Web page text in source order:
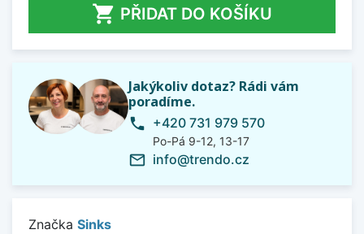
 PŘIDAT DO KOŠÍKU
Jakýkoliv dotaz? Rádi vám
poradíme.
phone +420 731 979 570
Po-Pá 9-12, 13-17
mail_outline info@trendo.cz
Značka Sinks